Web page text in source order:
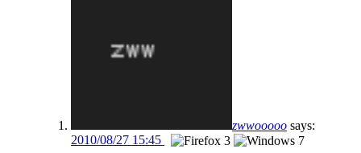
zwwooooo says:
2010/08/27 15:45